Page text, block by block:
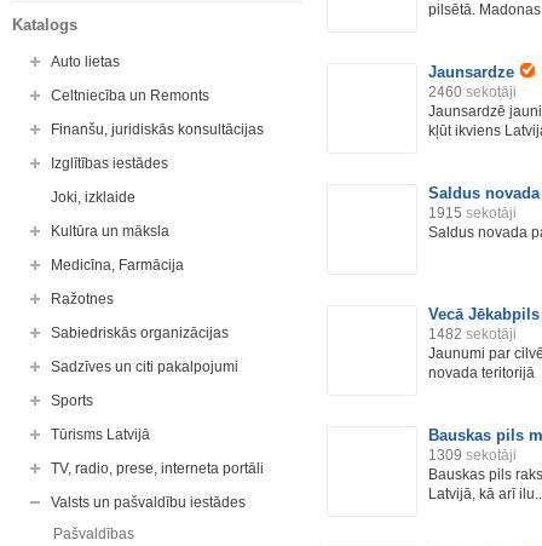
Katalogs
Auto lietas
Celtniecība un Remonts
Finanšu, juridiskās konsultācijas
Izglītības iestādes
Joki, izklaide
Kultūra un māksla
Medicīna, Farmācija
Ražotnes
Sabiedriskās organizācijas
Sadzīves un citi pakalpojumi
Sports
Tūrisms Latvijā
TV, radio, prese, interneta portāli
Valsts un pašvaldību iestādes
Pašvaldības
pilsētā.
Jaunsardze
2460 sekotāji
Jaunsardzē
kļūt ikviens
Saldus
1915 sekotāji
Saldus novada
Vecā
1482 sekotāji
Jaunumi par
novada teritorijā
Bauskas pils
1309 sekotāji
Bauskas pils
Latvijā, kā arī